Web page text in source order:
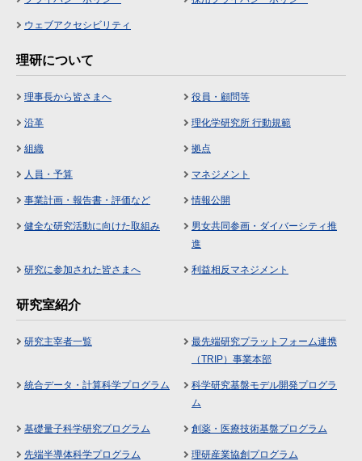
ウェブアクセシビリティ
理研について
理事長から皆さまへ 役員・顧問等
沿革 理化学研究所 行動規範
組織 拠点
人員・予算 マネジメント
事業計画・報告書・評価など 情報公開
健全な研究活動に向けた取組み
男女共同参画・ダイバーシティ推
進
研究に参加された皆さまへ 利益相反マネジメント
研究室紹介
研究主宰者一覧
最先端研究プラットフォーム連携
（TRIP）事業本部
統合データ・計算科学プログラム
科学研究基盤モデル開発プログラ
ム
基礎量子科学研究プログラム 創薬・医療技術基盤プログラム
先端半導体科学プログラム 理研産業協創プログラム